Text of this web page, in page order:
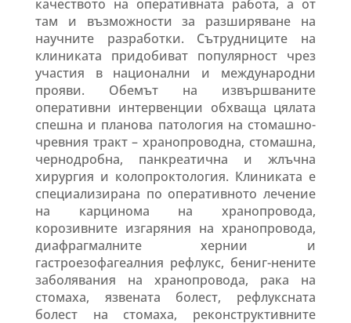
качеството на оперативната работа, а от
там и възможности за разширяване на
научните разработки. Сътрудниците на
клиниката придобиват популярност чрез
участия в национални и международни
прояви. Обемът на извършваните
оперативни интервенции обхваща цялата
спешна и планова патология на стомашно-
чревния тракт – хранопроводна, стомашна,
чернодробна, панкреатична и жлъчна
хирургия и колопроктология. Клиниката е
специализирана по оперативното лечение
на карцинома на хранопровода,
корозивните изгаряния на хранопровода,
диафрагмалните хернии и
гастроезофагеалния рефлукс, бениг-нените
заболявания на хранопровода, рака на
стомаха, язвената болест, рефлуксната
болест на стомаха, реконструктивните